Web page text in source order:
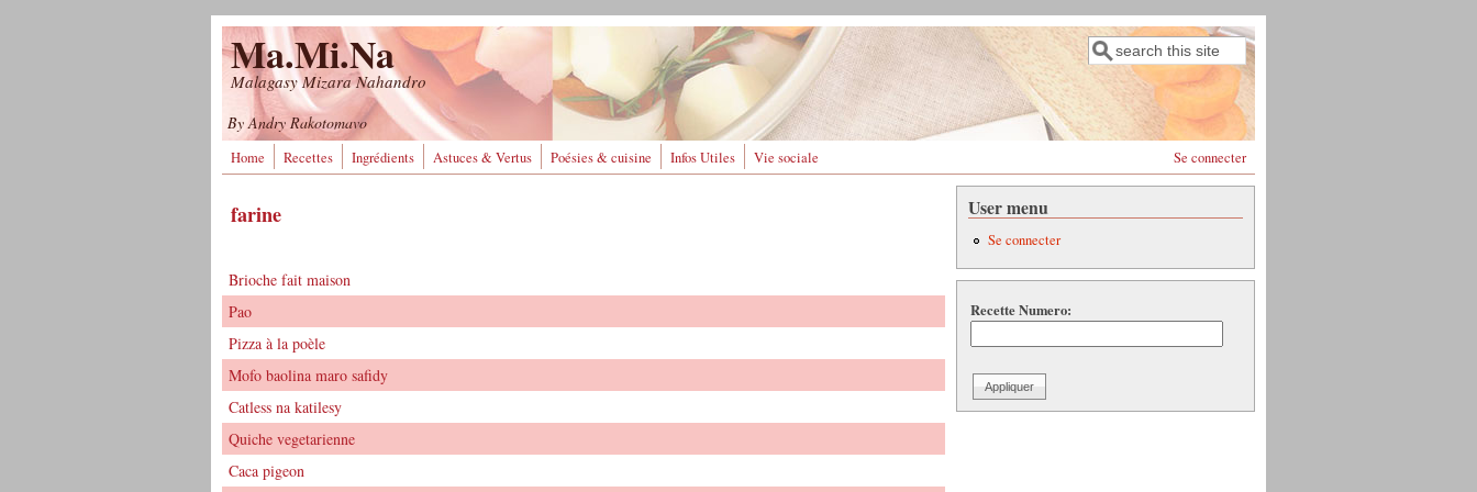
Ma.Mi.Na
Malagasy Mizara Nahandro
Formulaire de recherche
Rechercher
By Andry Rakotomavo
Home Recettes Ingrédients Astuces & Vertus Poésies & cuisine Infos Utiles Vie sociale Se connecter
farine
Brioche fait maison
Pao
Pizza à la poèle
Mofo baolina maro safidy
Catless na katilesy
Quiche vegetarienne
Caca pigeon
User menu
Se connecter
Recette Numero: